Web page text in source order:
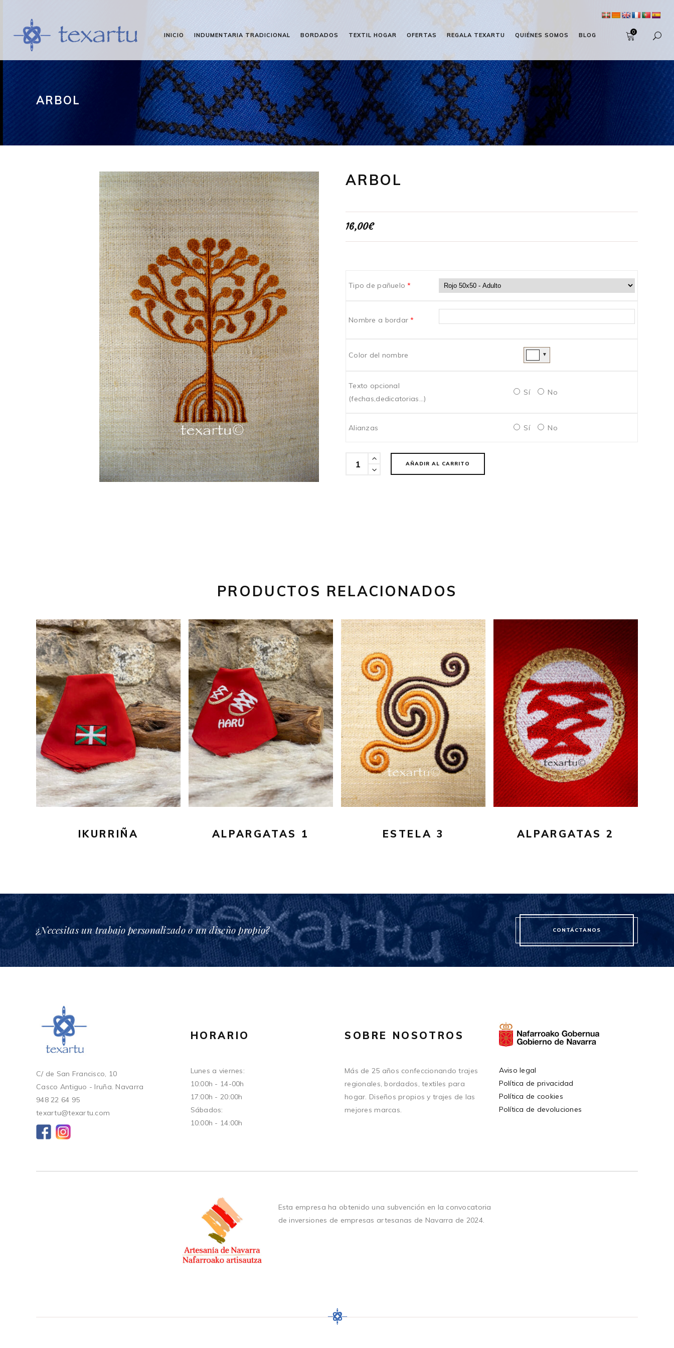
INICIO INDUMENTARIA TRADICIONAL BORDADOS TEXTIL HOGAR OFERTAS REGALA TEXARTU QUIÉNES SOMOS BLOG 0
ARBOL
ARBOL
16,00€
Tipo de pañuelo*
Nombre a bordar*
Color del nombre ▼
Texto opcional
(fechas,dedicatorias...)
Sí No
Alianzas Sí No
Cantidad
AÑADIR AL CARRITO
PRODUCTOS RELACIONADOS
16,00€
AÑADIR AL CARRITO
IKURRIÑA
16,00€
AÑADIR AL CARRITO
ALPARGATAS 1
16,00€
AÑADIR AL CARRITO
ESTELA 3
16,00€
AÑADIR AL CARRITO
ALPARGATAS 2
¿Necesitas un trabajo personalizado o un diseño propio? CONTÁCTANOS
C/ de San Francisco, 10
Casco Antiguo - Iruña. Navarra
948 22 64 95
texartu@texartu.com
HORARIO
Lunes a viernes:
10:00h - 14-00h
17:00h - 20:00h
Sábados:
10:00h - 14:00h
SOBRE NOSOTROS
Más de 25 años confeccionando trajes
regionales, bordados, textiles para
hogar. Diseños propios y trajes de las
mejores marcas.
Aviso legal
Política de privacidad
Política de cookies
Política de devoluciones
Esta empresa ha obtenido una subvención en la convocatoria
de inversiones de empresas artesanas de Navarra de 2024.